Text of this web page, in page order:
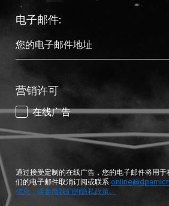
电子邮件:
营销许可
在线广告
通过接受定制的在线广告，您的电子邮件将用
们的电子邮件取消订阅或联系
信息，请参阅我们的隐私政策。